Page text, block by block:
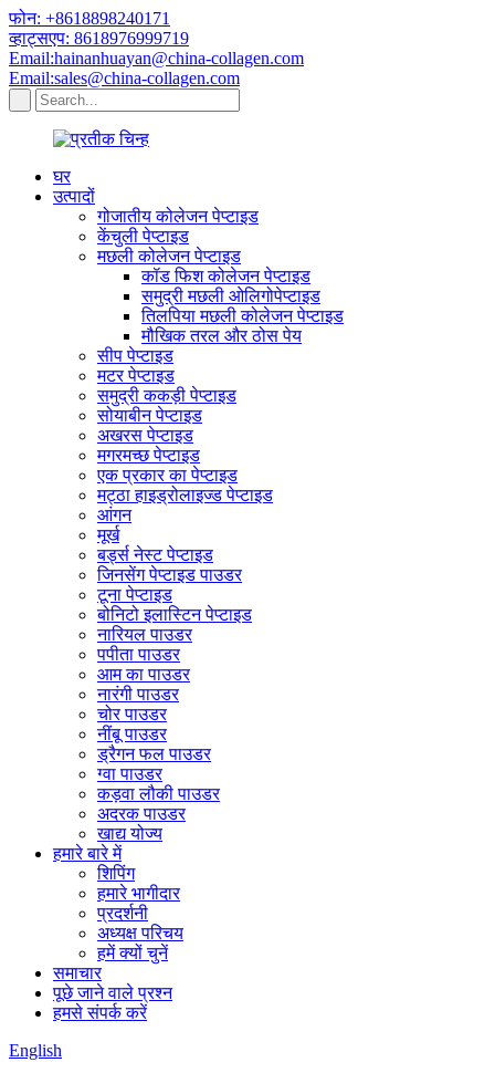
फोन: +8618898240171
व्हाट्सएप: 8618976999719
Email:hainanhuayan@china-collagen.com
Email:sales@china-collagen.com
घर
उत्पादों
गोजातीय कोलेजन पेप्टाइड
केंचुली पेप्टाइड
मछली कोलेजन पेप्टाइड
कॉड फिश कोलेजन पेप्टाइड
समुद्री मछली ओलिगोपेप्टाइड
तिलपिया मछली कोलेजन पेप्टाइड
मौखिक तरल और ठोस पेय
सीप पेप्टाइड
मटर पेप्टाइड
समुद्री ककड़ी पेप्टाइड
सोयाबीन पेप्टाइड
अखरस पेप्टाइड
मगरमच्छ पेप्टाइड
एक प्रकार का पेप्टाइड
मट्ठा हाइड्रोलाइज्ड पेप्टाइड
आंगन
मूर्ख
बर्ड्स नेस्ट पेप्टाइड
जिनसेंग पेप्टाइड पाउडर
टूना पेप्टाइड
बोनिटो इलास्टिन पेप्टाइड
नारियल पाउडर
पपीता पाउडर
आम का पाउडर
नारंगी पाउडर
चोर पाउडर
नींबू पाउडर
ड्रैगन फल पाउडर
ग्वा पाउडर
कड़वा लौकी पाउडर
अदरक पाउडर
खाद्य योज्य
हमारे बारे में
शिपिंग
हमारे भागीदार
प्रदर्शनी
अध्यक्ष परिचय
हमें क्यों चुनें
समाचार
पूछे जाने वाले प्रश्न
हमसे संपर्क करें
English